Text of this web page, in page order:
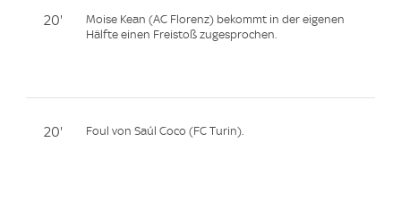
20'
Moise Kean (AC Florenz) bekommt in der eigenen
Hälfte einen Freistoß zugesprochen.
20' Foul von Saúl Coco (FC Turin).